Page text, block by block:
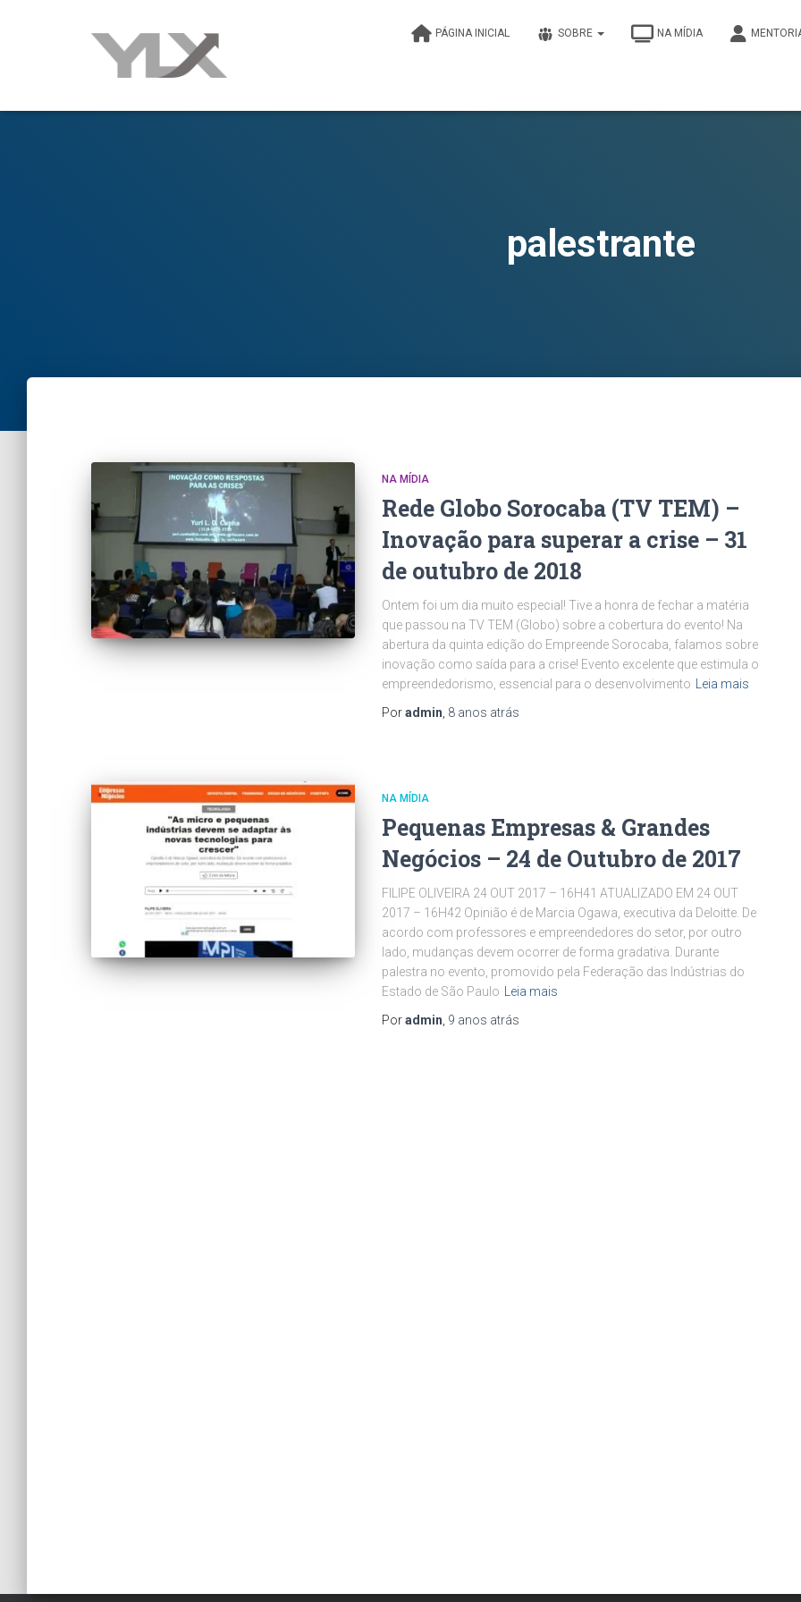
PÁGINA INICIAL SOBRE NA MÍDIA
palestrante
NA MÍDIA
Rede Globo Sorocaba (TV TEM) –
Inovação para superar a crise – 31
de outubro de 2018
Ontem foi um dia muito especial! Tive a honra de fechar a matéria
que passou na TV TEM (Globo) sobre a cobertura do evento! Na
abertura da quinta edição do Empreende Sorocaba, falamos sobre
inovação como saída para a crise! Evento excelente que estimula o
empreendedorismo, essencial para o desenvolvimento
Leia mais
Poradmin 8 anos atrás
NA MÍDIA
Pequenas Empresas & Grandes
Negócios – 24 de Outubro de 2017
FILIPE OLIVEIRA 24 OUT 2017 – 16H41 ATUALIZADO EM 24 OUT
2017 – 16H42 Opinião é de Marcia Ogawa, executiva da Deloitte. De
acordo com professores e empreendedores do setor, por outro
lado, mudanças devem ocorrer de forma gradativa. Durante
palestra no evento, promovido pela Federação das Indústrias do
Estado de São Paulo
Leia mais
Poradmin 9 anos atrás